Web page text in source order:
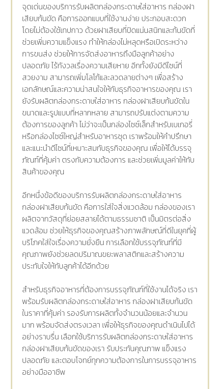
จุดเด่นของบริการรับผลิตกล่องกระดาษใส่อาหาร กล่องฝา
เสียบก้นขัด คือการออกแบบที่ใช้งานง่าย ประกอบสะดวก
โดยไม่ต้องใช้เทปกาว ด้วยฝาเสียบที่ปิดแน่นสนิทและก้นขัดที่
ช่วยเพิ่มความแข็งแรง ทำให้กล่องไม่หลุดหรือเปิดระหว่าง
การขนส่ง ช่วยให้การจัดส่งอาหารถึงมือลูกค้าอย่าง
ปลอดภัย ไร้กังวลเรื่องความเสียหาย อีกทั้งยังมีดีไซน์ที่
สวยงาม สามารถเพิ่มโลโก้และลวดลายต่างๆ เพื่อสร้าง
เอกลักษณ์และความน่าสนใจให้กับธุรกิจอาหารของคุณ เรา
ยังรับผลิตกล่องกระดาษใส่อาหาร กล่องฝาเสียบก้นขัดใน
ขนาดและรูปแบบที่หลากหลาย สามารถปรับแต่งตามความ
ต้องการของลูกค้า ไม่ว่าจะเป็นกล่องไซซ์เล็กสำหรับเบเกอรี่
หรือกล่องไซซ์ใหญ่สำหรับอาหารชุด เราพร้อมให้คำปรึกษา
และแนะนำดีไซน์ที่เหมาะสมกับธุรกิจของคุณ เพื่อให้ได้บรรจุ
ภัณฑ์ที่คุ้มค่า ตรงกับความต้องการ และช่วยเพิ่มมูลค่าให้กับ
สินค้าของคุณ
อีกหนึ่งข้อดีของบริการรับผลิตกล่องกระดาษใส่อาหาร
กล่องฝาเสียบก้นขัด คือการใส่ใจสิ่งแวดล้อม กล่องของเรา
ผลิตจากวัสดุที่ย่อยสลายได้ตามธรรมชาติ เป็นมิตรต่อสิ่ง
แวดล้อม ช่วยให้ธุรกิจของคุณสร้างภาพลักษณ์ที่ดีในยุคที่ผู้
บริโภคใส่ใจเรื่องความยั่งยืน การเลือกใช้บรรจุภัณฑ์ที่มี
คุณภาพยังช่วยลดปริมาณขยะพลาสติกและสร้างความ
ประทับใจให้กับลูกค้าได้อีกด้วย
สำหรับธุรกิจอาหารที่ต้องการบรรจุภัณฑ์ที่ใช้งานได้จริง เรา
พร้อมรับผลิตกล่องกระดาษใส่อาหาร กล่องฝาเสียบก้นขัด
ในราคาที่คุ้มค่า รองรับการผลิตทั้งจำนวนน้อยและจำนวน
มาก พร้อมจัดส่งตรงเวลา เพื่อให้ธุรกิจของคุณดำเนินไปได้
อย่างราบรื่น เลือกใช้บริการรับผลิตกล่องกระดาษใส่อาหาร
กล่องฝาเสียบก้นขัดของเรา รับประกันคุณภาพ แข็งแรง
ปลอดภัย และตอบโจทย์ทุกความต้องการในการบรรจุอาหาร
อย่างมืออาชีพ